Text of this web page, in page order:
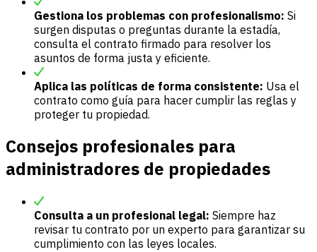
Gestiona los problemas con profesionalismo: Si
surgen disputas o preguntas durante la estadía,
consulta el contrato firmado para resolver los
asuntos de forma justa y eficiente.
Aplica las políticas de forma consistente: Usa el
contrato como guía para hacer cumplir las reglas y
proteger tu propiedad.
Consejos profesionales para
administradores de propiedades
Consulta a un profesional legal: Siempre haz
revisar tu contrato por un experto para garantizar su
cumplimiento con las leyes locales.